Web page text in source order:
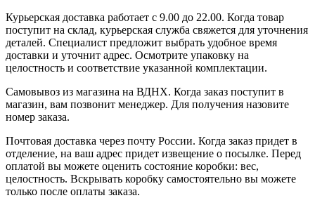
Курьерская доставка работает с 9.00 до 22.00. Когда товар
поступит на склад, курьерская служба свяжется для уточнения
деталей. Специалист предложит выбрать удобное время
доставки и уточнит адрес. Осмотрите упаковку на
целостность и соответствие указанной комплектации.
Самовывоз из магазина на ВДНХ. Когда заказ поступит в
магазин, вам позвонит менеджер. Для получения назовите
номер заказа.
Почтовая доставка через почту России. Когда заказ придет в
отделение, на ваш адрес придет извещение о посылке. Перед
оплатой вы можете оценить состояние коробки: вес,
целостность. Вскрывать коробку самостоятельно вы можете
только после оплаты заказа.